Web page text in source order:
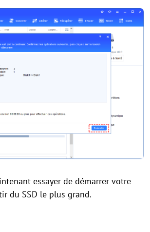
essayer de démarrer votre
du SSD le plus grand.